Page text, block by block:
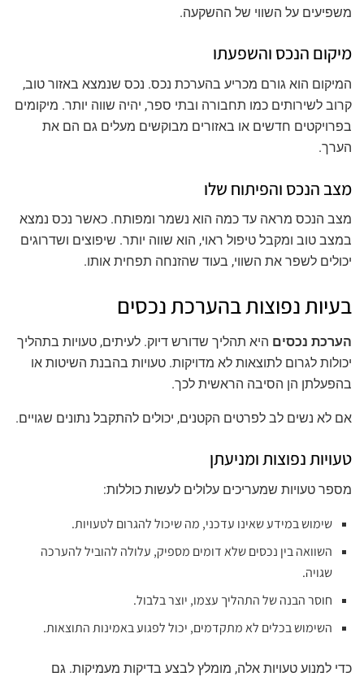
משפיעים על השווי של ההשקעה.
מיקום הנכס והשפעתו
המיקום הוא גורם מכריע בהערכת נכס. נכס שנמצא באזור טוב,
קרוב לשירותים כמו תחבורה ובתי ספר, יהיה שווה יותר. מיקומים
בפרויקטים חדשים או באזורים מבוקשים מעלים גם הם את
הערך.
מצב הנכס והפיתוח שלו
מצב הנכס מראה עד כמה הוא נשמר ומפותח. כאשר נכס נמצא
במצב טוב ומקבל טיפול ראוי, הוא שווה יותר. שיפוצים ושדרוגים
יכולים לשפר את השווי, בעוד שהזנחה תפחית אותו.
בעיות נפוצות בהערכת נכסים
הערכת נכסים היא תהליך שדורש דיוק. לעיתים, טעויות בתהליך
יכולות לגרום לתוצאות לא מדויקות. טעויות בהבנת השיטות או
בהפעלתן הן הסיבה הראשית לכך.
אם לא נשים לב לפרטים הקטנים, יכולים להתקבל נתונים שגויים.
טעויות נפוצות ומניעתן
מספר טעויות שמעריכים עלולים לעשות כוללות:
שימוש במידע שאינו עדכני, מה שיכול להגרום לטעויות.
השוואה בין נכסים שלא דומים מספיק, עלולה להוביל להערכה
שגויה.
חוסר הבנה של התהליך עצמו, יוצר בלבול.
השימוש בכלים לא מתקדמים, יכול לפגוע באמינות התוצאות.
כדי למנוע טעויות אלה, מומלץ לבצע בדיקות מעמיקות. גם